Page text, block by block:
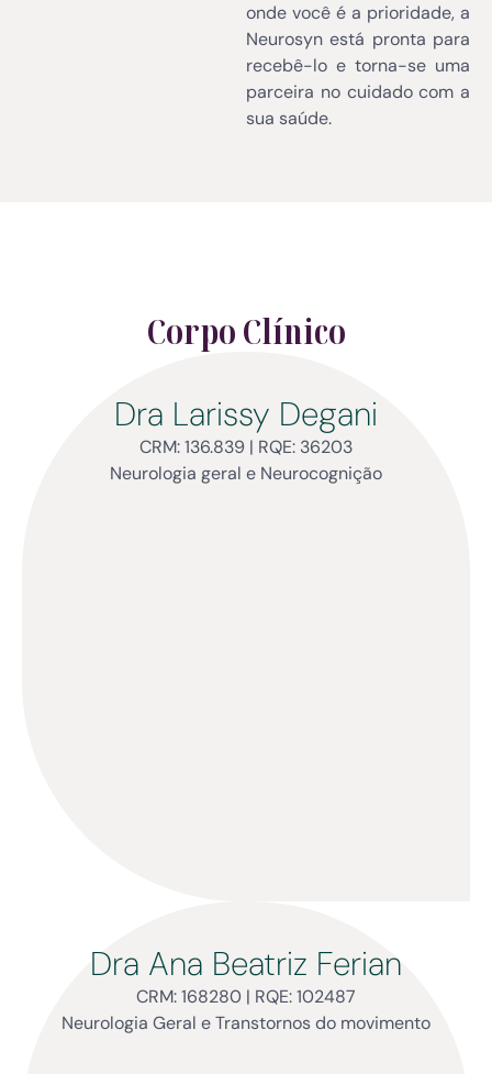
onde você é a prioridade, a
Neurosyn está pronta para
recebê-lo e torna-se uma
parceira no cuidado com a
sua saúde.
Corpo Clínico
Dra Larissy Degani
CRM: 136.839 | RQE: 36203
Neurologia geral e Neurocognição
Dra Ana Beatriz Ferian
CRM: 168280 | RQE: 102487
Neurologia Geral e Transtornos do movimento